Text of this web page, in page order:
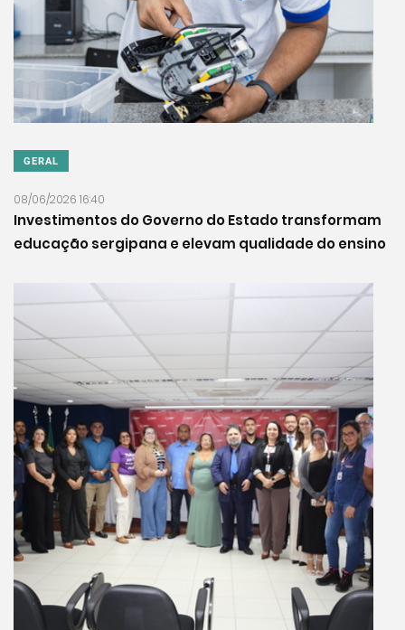
GERAL
08/06/2026 16:40
Investimentos do Governo do Estado transformam
educação sergipana e elevam qualidade do ensino